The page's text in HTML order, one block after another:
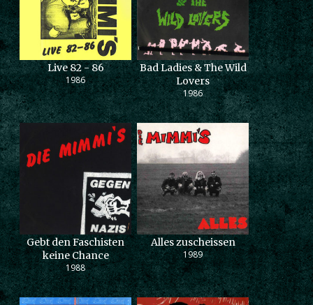
Live 82 - 86
1986
Bad Ladies & The Wild
Lovers
1986
Gebt den Faschisten
keine Chance
1988
Alles zuscheissen
1989